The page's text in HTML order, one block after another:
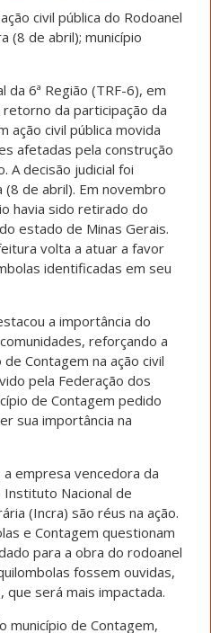
civil pública do Rodoanel
(8 de abril); município
da 6ª Região (TRF-6), em
da participação da
ação civil pública movida
afetadas pela construção
A decisão judicial foi
de abril). Em novembro
havia sido retirado do
estado de Minas Gerais.
volta a atuar a favor
identificadas em seu
a importância do
reforçando a
Contagem na ação civil
pela Federação dos
de Contagem pedido
sua importância na
empresa vencedora da
Instituto Nacional de
(Incra) são réus na ação.
e Contagem questionam
para a obra do rodoanel
fossem ouvidas,
será mais impactada.
município de Contagem,